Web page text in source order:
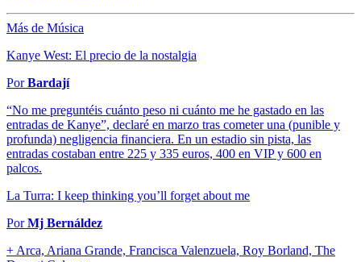
Más de Música
Kanye West: El precio de la nostalgia
PorBardají
“No me preguntéis cuánto peso ni cuánto me he gastado en las
entradas de Kanye”, declaré en marzo tras cometer una (punible y
profunda) negligencia financiera. En un estadio sin pista, las
entradas costaban entre 225 y 335 euros, 400 en VIP y 600 en
palcos.
La Turra: I keep thinking you’ll forget about me
PorMj Bernáldez
+ Arca, Ariana Grande, Francisca Valenzuela, Roy Borland, The